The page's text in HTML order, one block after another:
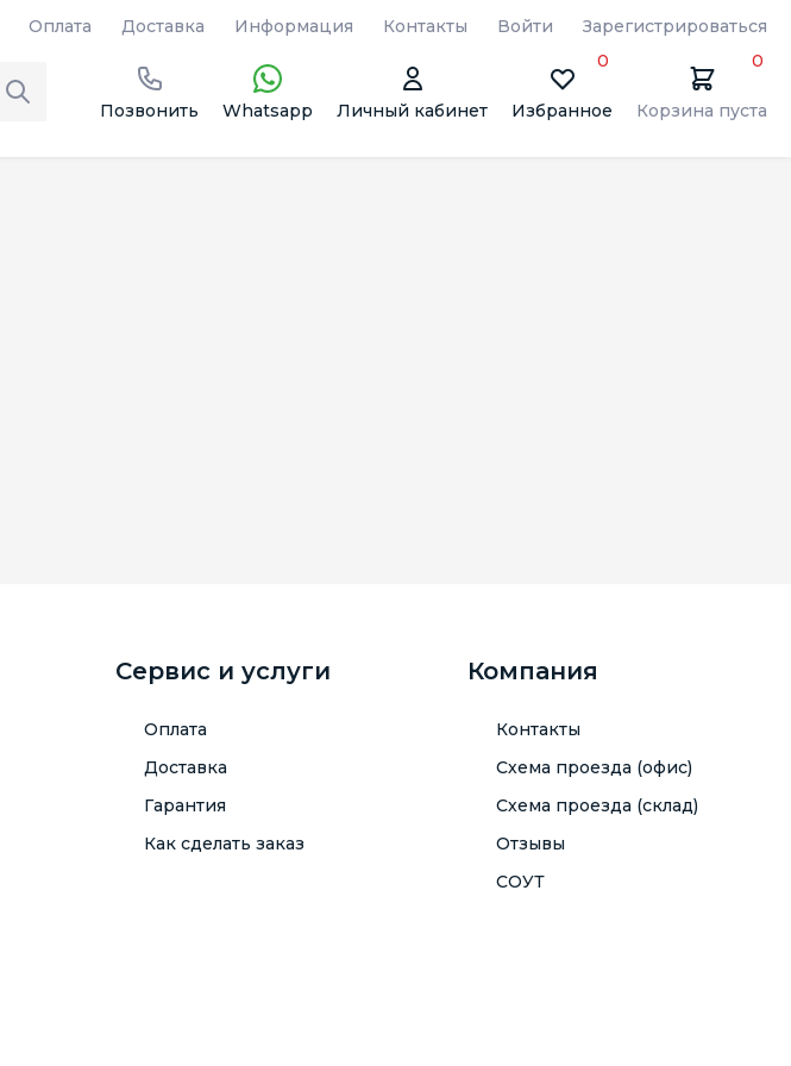
Оплата Доставка Информация Контакты Войти Зарегистрироваться
Позвонить Whatsapp Личный кабинет Избранное
0
Корзина пуста
0
Сервис и услуги
Оплата
Доставка
Гарантия
Как сделать заказ
Компания
Контакты
Схема проезда (офис)
Схема проезда (склад)
Отзывы
СОУТ